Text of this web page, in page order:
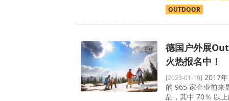
OUTDOOR
德国户外展
火热报名中！
[2023-01-19] 2017
的 965 家企业前来
品，其中 70％ 以